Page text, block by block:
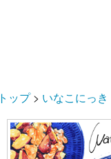
トップ> いなこにっき